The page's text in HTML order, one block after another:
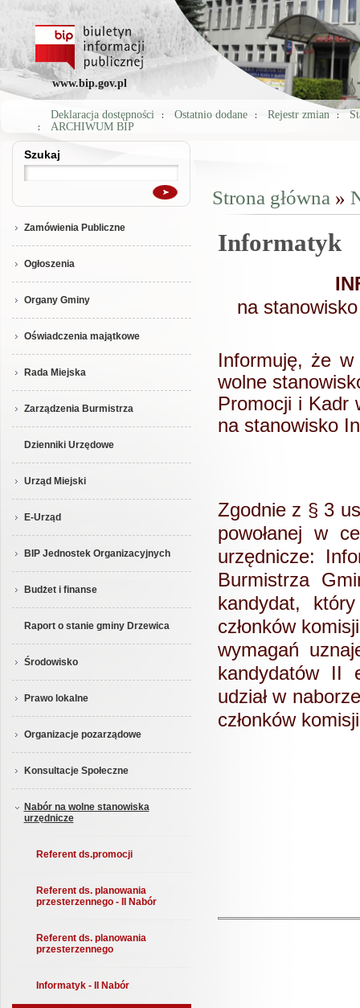
www.bip.gov.pl
Deklaracja dostępności Ostatnio dodane Rejestr zmian
ARCHIWUM BIP
Szukaj
Szukaj
Zamówienia Publiczne
Ogłoszenia
Organy Gminy
Oświadczenia majątkowe
Rada Miejska
Zarządzenia Burmistrza
Dzienniki Urzędowe
Urząd Miejski
E-Urząd
BIP Jednostek Organizacyjnych
Budżet i finanse
Raport o stanie gminy Drzewica
Środowisko
Prawo lokalne
Organizacje pozarządowe
Konsultacje Społeczne
Nabór na wolne stanowiska
urzędnicze
Referent ds.promocji
Referent ds. planowania
przesterzennego - II Nabór
Referent ds. planowania
przesterzennego
Informatyk - II Nabór
Jesteś tutaj
Strona główna »
Informatyk
na
Informuję, że
wolne
Promocji i Kadr
na stanowisko
Zgodnie z § 3
powołanej w
urzędnicze:
Burmistrza
kandydat,
członków
wymagań
kandydatów II
udział w
członków